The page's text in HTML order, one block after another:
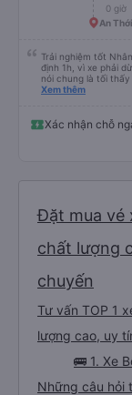
0 giờ
An
Trải nghiệm tốt
định 1h, vì xe phải
nói chung là tối
hộ và giới thiệu cho
Xem thêm
Xác nhận chỗ
Đặt mua vé
chất lượng
chuyến
Tư vấn TOP 1
lượng cao, uy
🚌 1. Xe
Những câu hỏi